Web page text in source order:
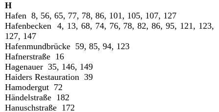
H
Hafen 8, 56, 65, 77, 78, 86, 101, 105, 107, 127
Hafenbecken 4, 13, 68, 74, 76, 78, 82, 86, 95, 121, 123,
127, 147
Hafenmundbrücke 59, 85, 94, 123
Hafnerstraße 16
Hagenauer 35, 146, 149
Haiders Restauration 39
Hamodergut 72
Händelstraße 182
Hanuschstraße 172